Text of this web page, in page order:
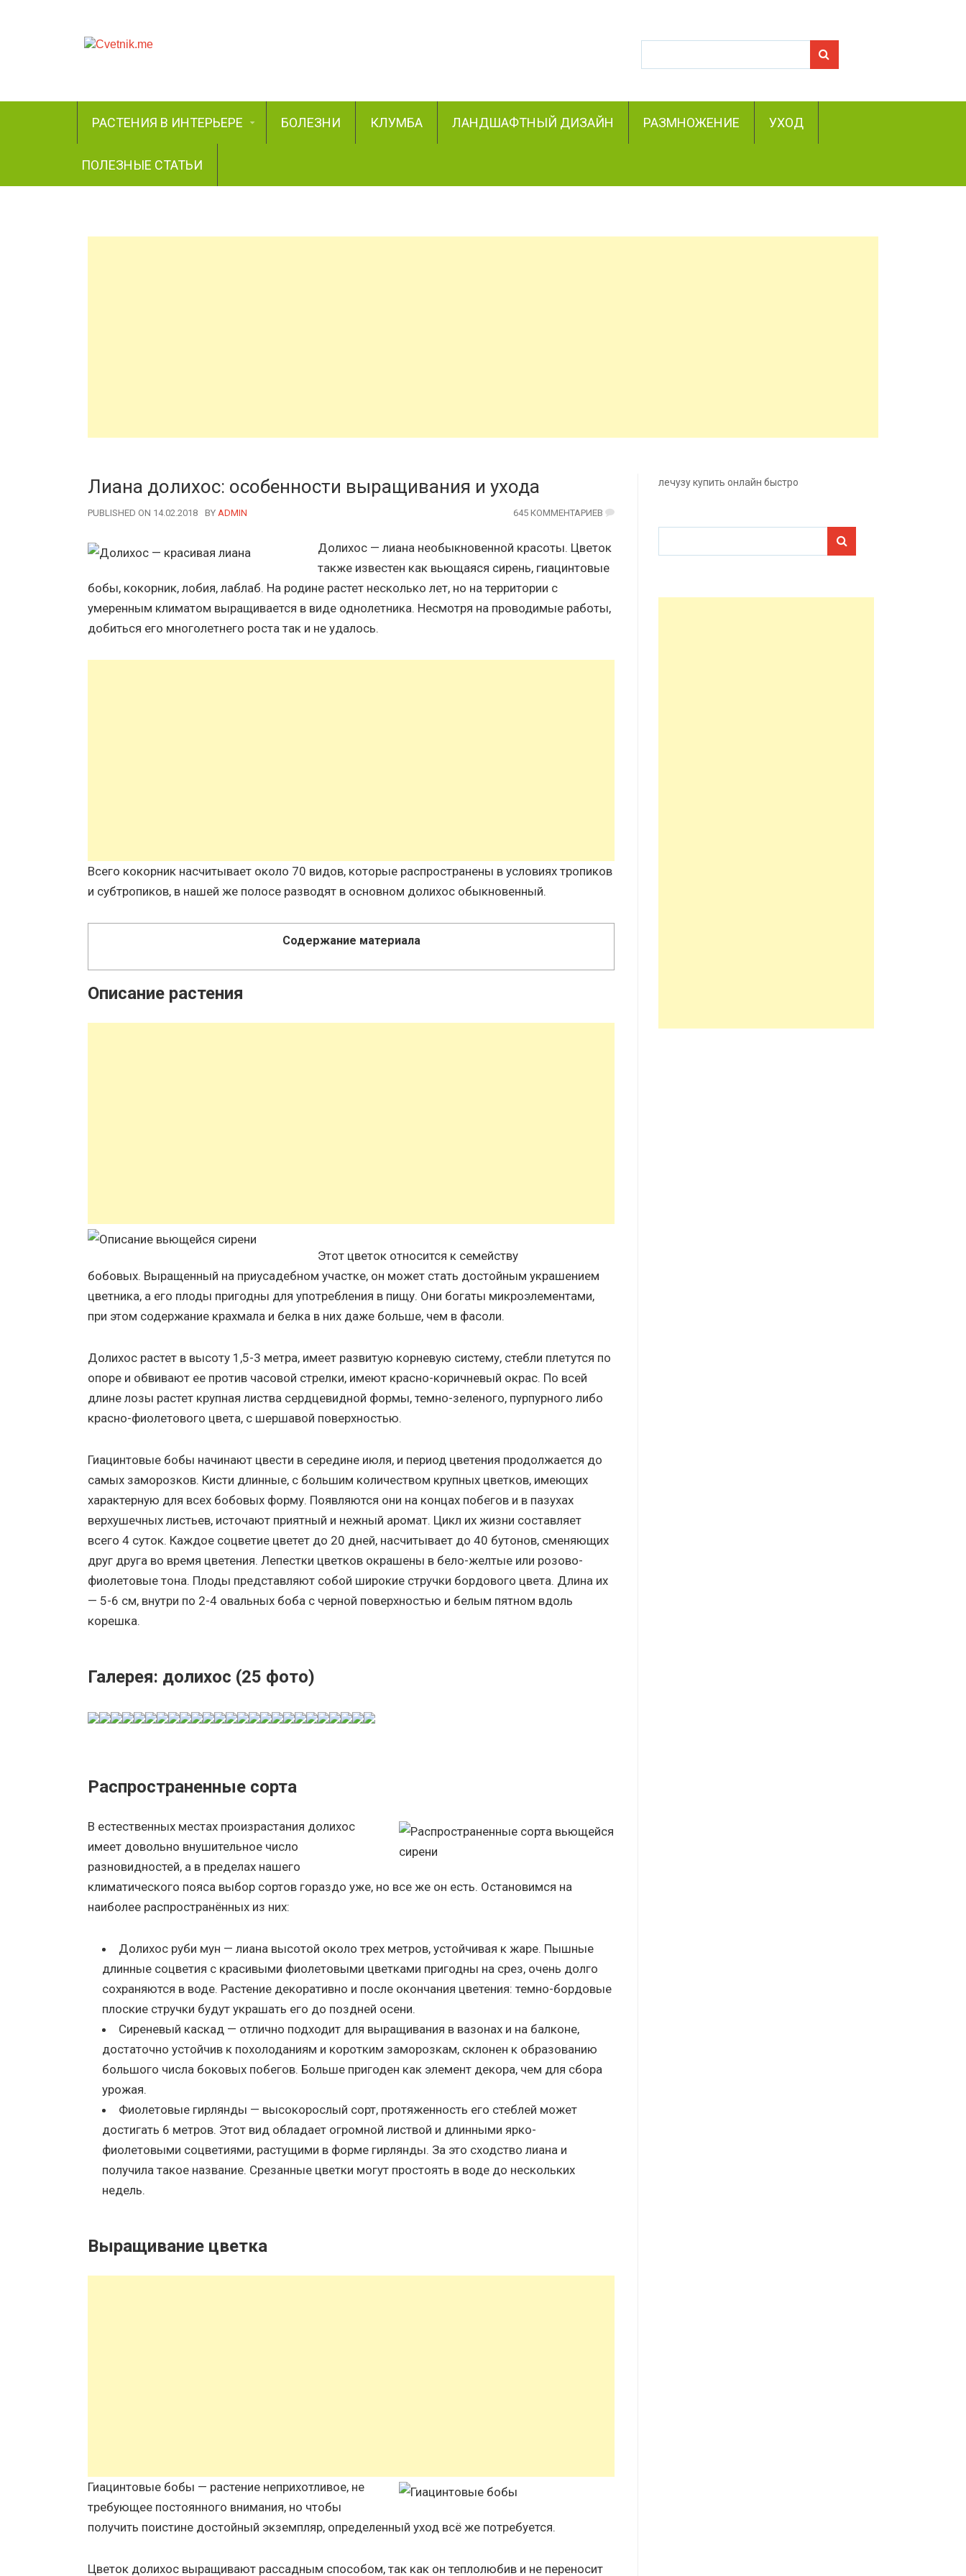
РАСТЕНИЯ В ИНТЕРЬЕРЕ БОЛЕЗНИ КЛУМБА ЛАНДШАФТНЫЙ ДИЗАЙН РАЗМНОЖЕНИЕ УХОД
ПОЛЕЗНЫЕ СТАТЬИ
Лиана долихос: особенности выращивания и ухода
PUBLISHED ON 14.02.2018 BY AUTHOR
ADMIN 645 КОММЕНТАРИЕВ
Долихос — лиана необыкновенной красоты. Цветок
также известен как вьющаяся сирень, гиацинтовые
бобы, кокорник, лобия, лаблаб. На родине растет несколько лет, но на территории с
умеренным климатом выращивается в виде однолетника. Несмотря на проводимые работы,
добиться его многолетнего роста так и не удалось.
Всего кокорник насчитывает около 70 видов, которые распространены в условиях тропиков
и субтропиков, в нашей же полосе разводят в основном долихос обыкновенный.
Содержание материала
Описание растения
Этот цветок относится к семейству
бобовых. Выращенный на приусадебном участке, он может стать достойным украшением
цветника, а его плоды пригодны для употребления в пищу. Они богаты микроэлементами,
при этом содержание крахмала и белка в них даже больше, чем в фасоли.
Долихос растет в высоту 1,5-3 метра, имеет развитую корневую систему, стебли плетутся по
опоре и обвивают ее против часовой стрелки, имеют красно-коричневый окрас. По всей
длине лозы растет крупная листва сердцевидной формы, темно-зеленого, пурпурного либо
красно-фиолетового цвета, с шершавой поверхностью.
Гиацинтовые бобы начинают цвести в середине июля, и период цветения продолжается до
самых заморозков. Кисти длинные, с большим количеством крупных цветков, имеющих
характерную для всех бобовых форму. Появляются они на концах побегов и в пазухах
верхушечных листьев, источают приятный и нежный аромат. Цикл их жизни составляет
всего 4 суток. Каждое соцветие цветет до 20 дней, насчитывает до 40 бутонов, сменяющих
друг друга во время цветения. Лепестки цветков окрашены в бело-желтые или розово-
фиолетовые тона. Плоды представляют собой широкие стручки бордового цвета. Длина их
— 5-6 см, внутри по 2-4 овальных боба с черной поверхностью и белым пятном вдоль
корешка.
Галерея: долихос (25 фото)
Распространенные сорта
В естественных местах произрастания долихос
имеет довольно внушительное число
разновидностей, а в пределах нашего
климатического пояса выбор сортов гораздо уже, но все же он есть. Остановимся на
наиболее распространённых из них:
Долихос руби мун — лиана высотой около трех метров, устойчивая к жаре. Пышные
длинные соцветия с красивыми фиолетовыми цветками пригодны на срез, очень долго
сохраняются в воде. Растение декоративно и после окончания цветения: темно-бордовые
плоские стручки будут украшать его до поздней осени.
Сиреневый каскад — отлично подходит для выращивания в вазонах и на балконе,
достаточно устойчив к похолоданиям и коротким заморозкам, склонен к образованию
большого числа боковых побегов. Больше пригоден как элемент декора, чем для сбора
урожая.
Фиолетовые гирлянды — высокорослый сорт, протяженность его стеблей может
достигать 6 метров. Этот вид обладает огромной листвой и длинными ярко-
фиолетовыми соцветиями, растущими в форме гирлянды. За это сходство лиана и
получила такое название. Срезанные цветки могут простоять в воде до нескольких
недель.
Выращивание цветка
Гиацинтовые бобы — растение неприхотливое, не
требующее постоянного внимания, но чтобы
получить поистине достойный экземпляр, определенный уход всё же потребуется.
Цветок долихос выращивают рассадным способом, так как он теплолюбив и не переносит
лечузу купить онлайн быстро